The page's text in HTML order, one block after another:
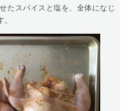
たスパイスと塩を、全体になじ